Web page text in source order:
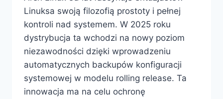
Linuksa swoją filozofią prostoty i pełnej
kontroli nad systemem. W 2025 roku
dystrybucja ta wchodzi na nowy poziom
niezawodności dzięki wprowadzeniu
automatycznych backupów konfiguracji
systemowej w modelu rolling release. Ta
innowacja ma na celu ochronę